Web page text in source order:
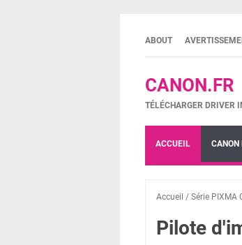
ABOUT
CANON.FR
TÉLÉCHARGER DRIVER
ACCUEIL
Accueil / Série PIXMA
Pilote